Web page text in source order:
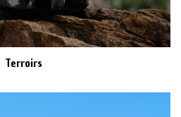
Terroirs